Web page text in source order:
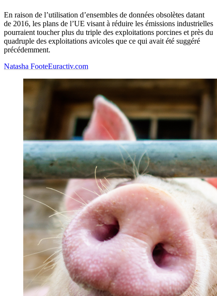
En raison de l’utilisation d’ensembles de données obsolètes datant
de 2016, les plans de l’UE visant à réduire les émissions industrielles
pourraient toucher plus du triple des exploitations porcines et près du
quadruple des exploitations avicoles que ce qui avait été suggéré
précédemment.
Natasha FooteEuractiv.com